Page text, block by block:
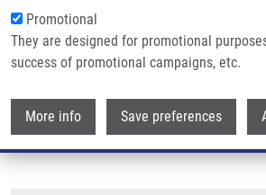
Promotional
They are designed for promotional
success of promotional campaigns, etc.
More info Save preferences
Skupiny: ÚMTM,